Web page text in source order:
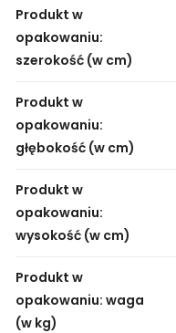
Produkt w
opakowaniu:
szerokość (w cm)
Produkt w
opakowaniu:
głębokość (w cm)
Produkt w
opakowaniu:
wysokość (w cm)
Produkt w
opakowaniu: waga
(w kg)